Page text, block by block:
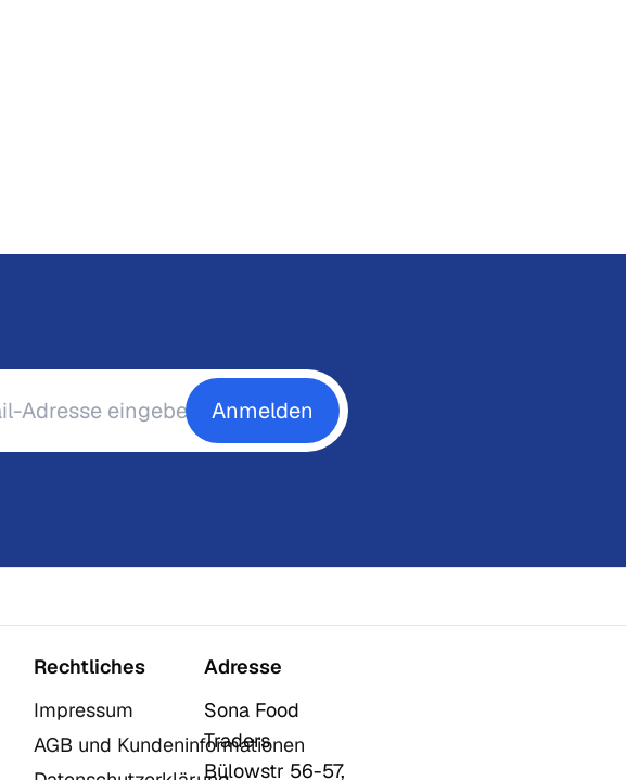
Anmelden
Rechtliches
Impressum
AGB und Kundeninformationen
Adresse
Sona Food
Traders
Bülowstr 56-57,